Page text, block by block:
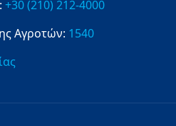
+30 (210) 212-4000
Αγροτών: 1540